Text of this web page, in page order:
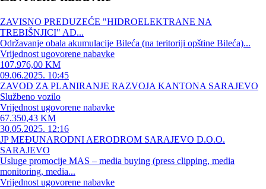
ZAVISNO PREDUZEĆE "HIDROELEKTRANE NA
TREBIŠNJICI" AD...
Održavanje obala akumulacije Bileća (na teritoriji opštine Bileća)...
Vrijednost ugovorene nabavke
107.976,00 KM
09.06.2025. 10:45
ZAVOD ZA PLANIRANJE RAZVOJA KANTONA SARAJEVO
Službeno vozilo
Vrijednost ugovorene nabavke
67.350,43 KM
30.05.2025. 12:16
JP MEĐUNARODNI AERODROM SARAJEVO D.O.O.
SARAJEVO
Usluge promocije MAS – media buying (press clipping, media
monitoring, media...
Vrijednost ugovorene nabavke